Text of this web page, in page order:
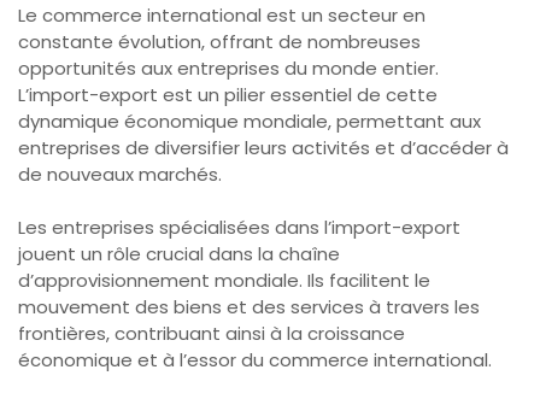
Le commerce international est un secteur en
constante évolution, offrant de nombreuses
opportunités aux entreprises du monde entier.
L’import-export est un pilier essentiel de cette
dynamique économique mondiale, permettant aux
entreprises de diversifier leurs activités et d’accéder à
de nouveaux marchés.
Les entreprises spécialisées dans l’import-export
jouent un rôle crucial dans la chaîne
d’approvisionnement mondiale. Ils facilitent le
mouvement des biens et des services à travers les
frontières, contribuant ainsi à la croissance
économique et à l’essor du commerce international.